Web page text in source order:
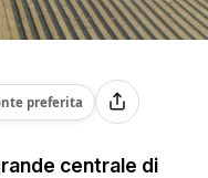
preferita
centrale di